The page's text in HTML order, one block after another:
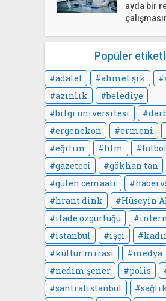
ayda bir
Popüler
adalet ahmet şık
azınlık
belediye
bilgi üniversitesi
ergenekon
ermeni
eğitim
film
futbol
gazeteci
gökhan tan
gülen cemaati
hrant dink
Hüseyin
ifade özgürlüğü
istanbul
işçi
kültür mirası
medya
nedim şener
polis
santralistanbul